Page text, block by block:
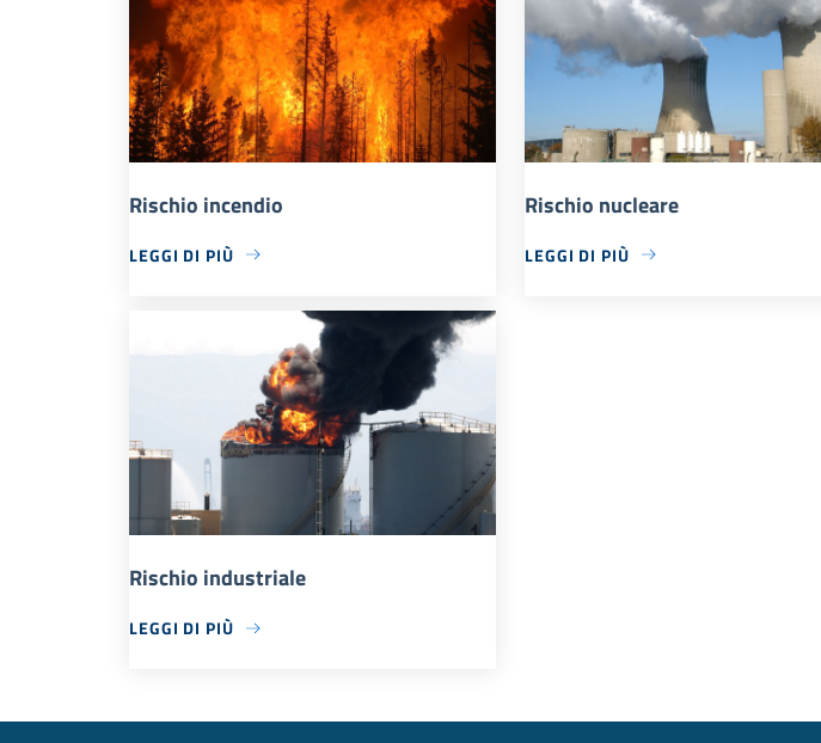
Rischio incendio
LEGGI DI PIÙ
Rischio nucleare
LEGGI DI PIÙ
Rischio industriale
LEGGI DI PIÙ